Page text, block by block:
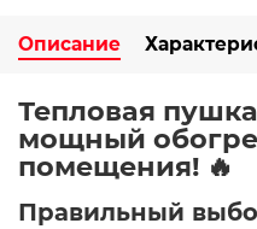
Описание
Тепловая
мощный
помещения! 🔥
Правильный